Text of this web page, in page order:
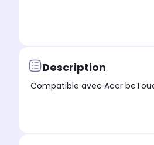
Description
Compatible avec Acer